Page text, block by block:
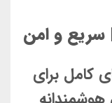
| سریع و امن
کامل برای